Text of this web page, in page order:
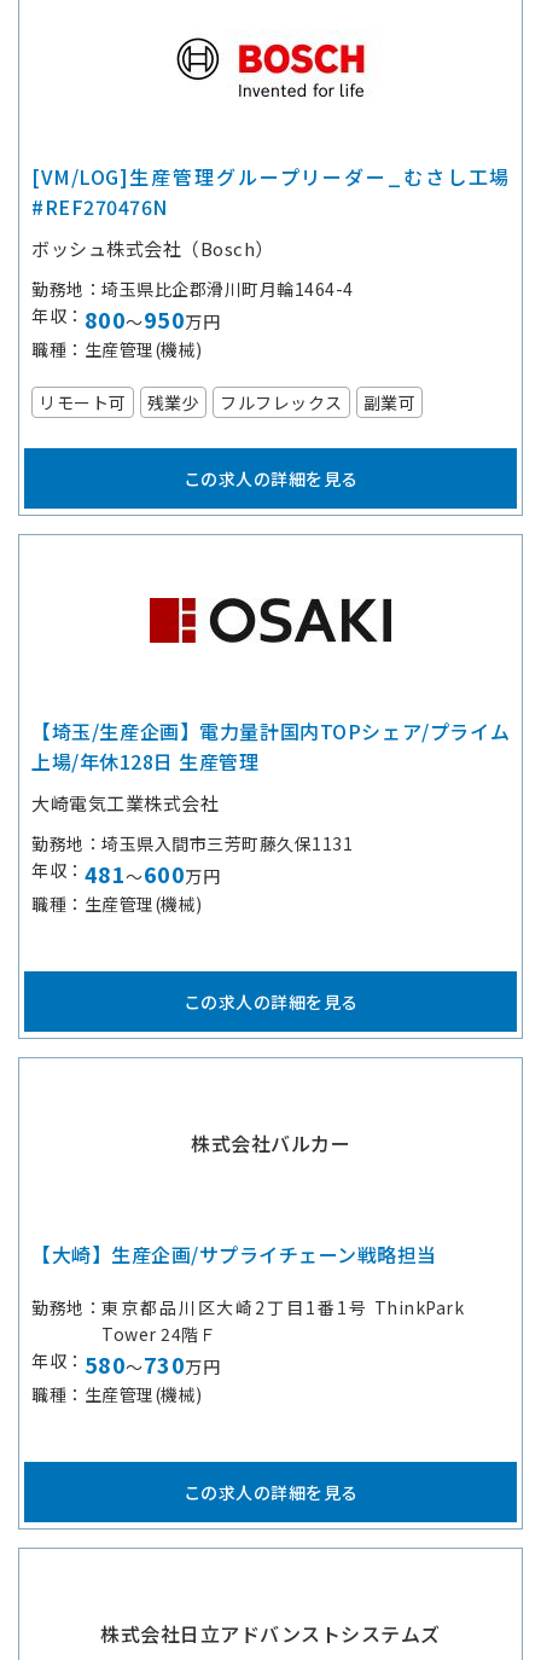
[VM/LOG]生産管理グループリーダー_むさし工場
#REF270476N
ボッシュ株式会社（Bosch）
勤務地
埼玉県比企郡滑川町月輪1464-4
年収
800～950万円
職種
生産管理(機械)
リモート可 残業少 フルフレックス 副業可
この求人の詳細を見る
【埼玉/生産企画】電力量計国内TOPシェア/プライム
上場/年休128日 生産管理
大崎電気工業株式会社
勤務地
埼玉県入間市三芳町藤久保1131
年収
481～600万円
職種
生産管理(機械)
この求人の詳細を見る
株式会社バルカー
【大崎】生産企画/サプライチェーン戦略担当
勤務地
東京都品川区大崎2丁目1番1号 ThinkPark
Tower 24階Ｆ
年収
580～730万円
職種
生産管理(機械)
この求人の詳細を見る
株式会社日立アドバンストシステムズ